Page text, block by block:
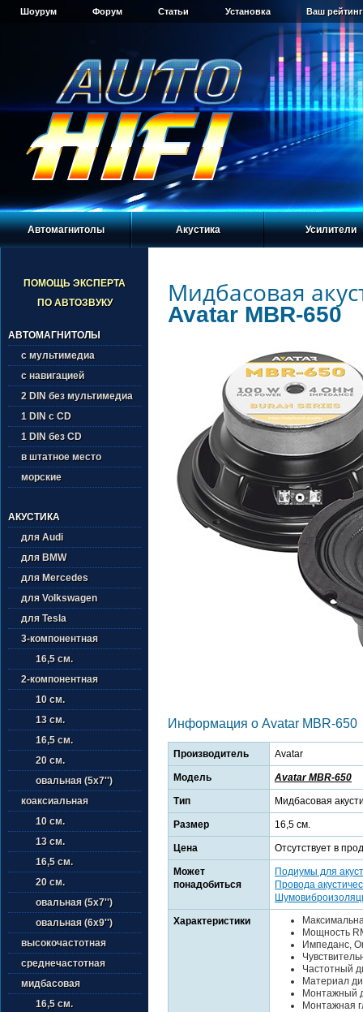
Шоурум Форум Статьи Установка Ваш
Автомагнитолы Акустика Усилители
ПОМОЩЬ ЭКСПЕРТА
ПО АВТОЗВУКУ
АВТОМАГНИТОЛЫ
с мультимедиа
с навигацией
2 DIN без мультимедиа
1 DIN с CD
1 DIN без CD
в штатное место
морские
АКУСТИКА
для Audi
для BMW
для Mercedes
для Volkswagen
для Tesla
3-компонентная
16,5 см.
2-компонентная
10 см.
13 см.
16,5 см.
20 см.
овальная (5х7'')
коаксиальная
10 см.
13 см.
16,5 см.
20 см.
овальная (5х7'')
овальная (6х9'')
высокочастотная
среднечастотная
мидбасовая
16,5 см.
Мидбасовая
Avatar MBR-650
Информация о Avatar MBR-650
Производитель Avatar
Модель Avatar MBR-650
Тип Мидбасовая
Размер 16,5 см.
Цена Отсутствует в
Может
понадобиться
Подиумы для
Провода
Характеристики
Мощность
Импеданс,
Частотный
Материал
Монтажный
Монтажная